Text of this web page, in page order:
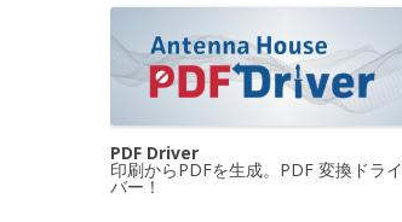
PDF Driver
印刷からPDFを生成。PDF 変換ドライ
バー！